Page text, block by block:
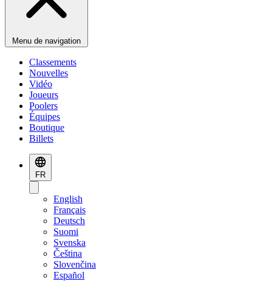
Menu de navigation
Classements
Nouvelles
Vidéo
Joueurs
Poolers
Équipes
Boutique
Billets
FR
English
Français
Deutsch
Suomi
Svenska
Čeština
Slovenčina
Español